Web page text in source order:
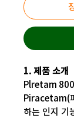
1. 제품 소개
Plretam
Piracetam(
하는 인지 기